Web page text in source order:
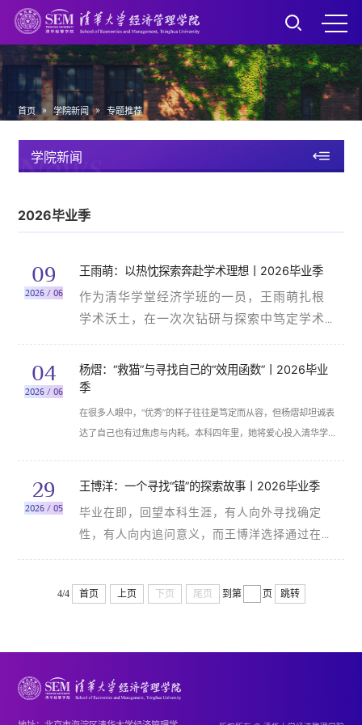
首页 » 学院新闻 » 专题推荐
学院新闻
News
2026毕业季
09
2026 / 06
王雨萌：以热忱探索奔赴学术理想丨2026毕业季
作为清华学堂经济学班的一员，王雨萌扎根
学术沃土，在一次次钻研与探索中笃定学术
摸现实；她深耕社工，在学术传播与活动筹
备中传递热忱。从初入校园时埋头钻研书本
知识，到逐渐走上经济学的学术与科研之
道，再到如今从容奔赴学术前路，并帮助更
04
2026 / 06
杨熠：“救猫”与寻找自己的“效用函数”丨2026毕业
季
在很多人眼中，“优秀”的样子往往是笃定而从容，但杨熠却坦诚表
达了自己也有过焦虑与内耗。本科四年里，她将爱心投入清华学生
的“最优解”。比起走一条被普遍认可的路，更重要的，是理解自己
真正想成为什么样的人。
29
2026 / 05
王博洋：一个寻找“锚”的探索故事丨2026毕业季
毕业在即，回望本科生涯，有人向外寻找确定
性，有人向内追问意义，而王博洋选择通过在大
学生活中寻找诸多“锚点”，探索世界、认知自
经历，在四年里并行展开。他既有社会服务中
4/4 首页 上页 下页 尾页 到第 页 跳转